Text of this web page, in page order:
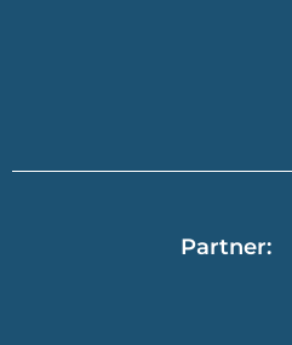
Partner: